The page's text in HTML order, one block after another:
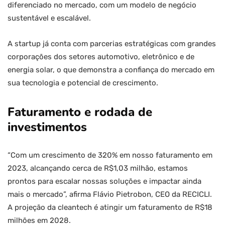
diferenciado no mercado, com um modelo de negócio
sustentável e escalável.
A startup já conta com parcerias estratégicas com grandes
corporações dos setores automotivo, eletrônico e de
energia solar, o que demonstra a confiança do mercado em
sua tecnologia e potencial de crescimento.
Faturamento e rodada de
investimentos
“Com um crescimento de 320% em nosso faturamento em
2023, alcançando cerca de R$1,03 milhão, estamos
prontos para escalar nossas soluções e impactar ainda
mais o mercado”, afirma Flávio Pietrobon, CEO da RECICLI.
A projeção da cleantech é atingir um faturamento de R$18
milhões em 2028.